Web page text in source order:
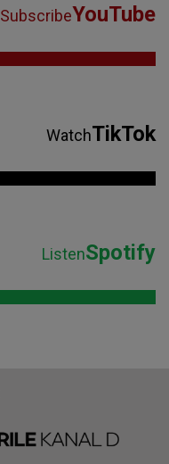
SubscribeYouTube
WatchTikTok
ListenSpotify